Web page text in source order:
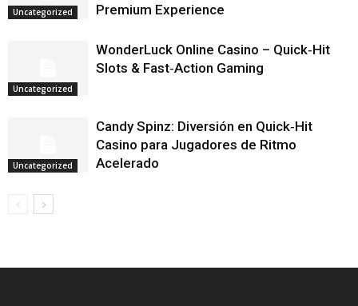
Uncategorized
Premium Experience
Uncategorized
WonderLuck Online Casino – Quick‑Hit
Slots & Fast‑Action Gaming
Uncategorized
Candy Spinz: Diversión en Quick‑Hit
Casino para Jugadores de Ritmo
Acelerado